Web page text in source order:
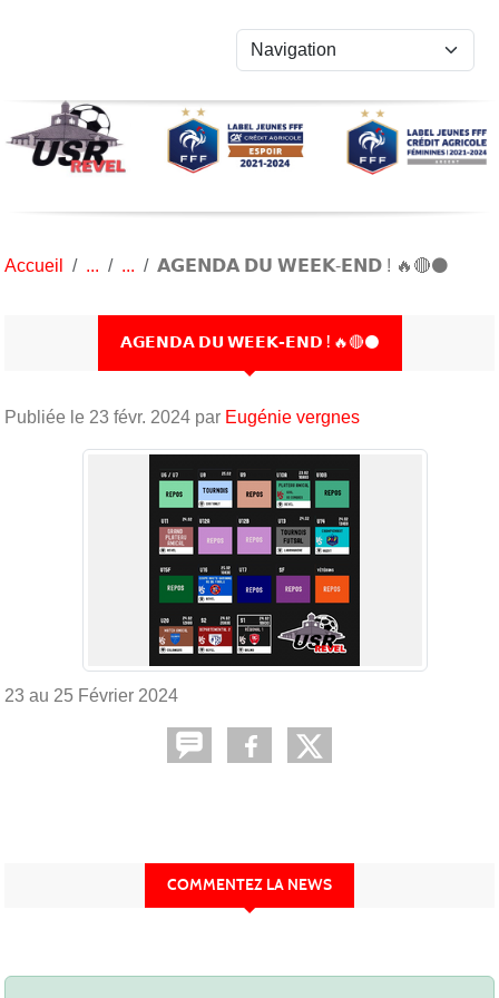
Accueil 𝗔𝗚𝗘𝗡𝗗𝗔 𝗗𝗨 𝗪𝗘𝗘𝗞-𝗘𝗡𝗗 ! 🔥🔴⚫️
𝗔𝗚𝗘𝗡𝗗𝗔 𝗗𝗨 𝗪𝗘𝗘𝗞-𝗘𝗡𝗗 ! 🔥🔴⚫️
Publiée le 23 févr. 2024 par Eugénie vergnes
23 au 25 Février 2024
COMMENTEZ LA NEWS